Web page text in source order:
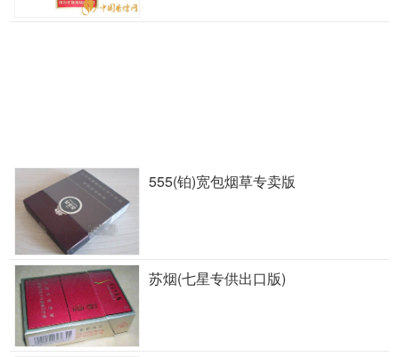
555(铂)宽包烟草专卖版
苏烟(七星专供出口版)